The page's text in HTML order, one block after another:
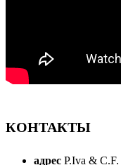
КОНТАКТЫ
адрес P.Iva &